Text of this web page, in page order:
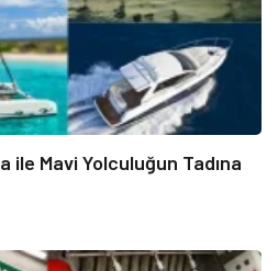
ile Mavi Yolculuğun Tadına